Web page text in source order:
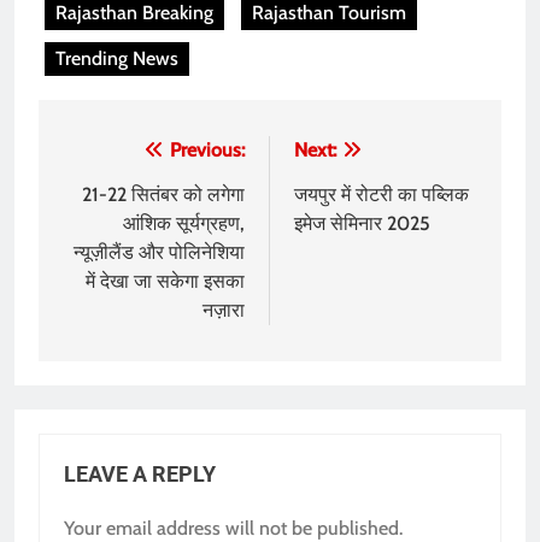
Rajasthan Breaking
Rajasthan Tourism
Trending News
navigation
Previous:
21-22 सितंबर को लगेगा
आंशिक सूर्यग्रहण,
न्यूज़ीलैंड और पोलिनेशिया
में देखा जा सकेगा इसका
नज़ारा
Next:
जयपुर में रोटरी का पब्लिक
इमेज सेमिनार 2025
LEAVE A REPLY
Your email address will not be published.